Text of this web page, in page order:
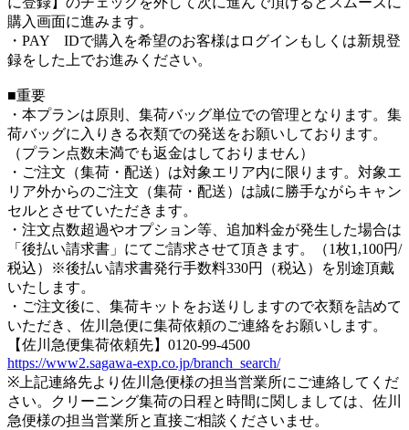
購入画面に進みます。
・PAY IDで購入を希望のお客様はログインもしくは新規登
録をした上でお進みください。
■重要
・本プランは原則、集荷バッグ単位での管理となります。集
荷バッグに入りきる衣類での発送をお願いしております。
（プラン点数未満でも返金はしておりません）
・ご注文（集荷・配送）は対象エリア内に限ります。対象エ
リア外からのご注文（集荷・配送）は誠に勝手ながらキャン
セルとさせていただきます。
・注文点数超過やオプション等、追加料金が発生した場合は
「後払い請求書」にてご請求させて頂きます。（1枚1,100円/
税込）※後払い請求書発行手数料330円（税込）を別途頂戴
いたします。
・ご注文後に、集荷キットをお送りしますので衣類を詰めて
いただき、佐川急便に集荷依頼のご連絡をお願いします。
【佐川急便集荷依頼先】0120-99-4500
https://www2.sagawa-exp.co.jp/branch_search/
※上記連絡先より佐川急便様の担当営業所にご連絡してくだ
さい。クリーニング集荷の日程と時間に関しましては、佐川
急便様の担当営業所と直接ご相談くださいませ。